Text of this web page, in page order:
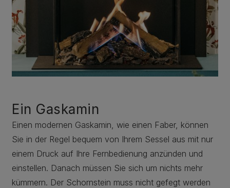
Ein Gaskamin
Einen modernen Gaskamin, wie einen Faber, können
Sie in der Regel bequem von Ihrem Sessel aus mit nur
einem Druck auf Ihre Fernbedienung anzünden und
einstellen. Danach müssen Sie sich um nichts mehr
kümmern. Der Schornstein muss nicht gefegt werden